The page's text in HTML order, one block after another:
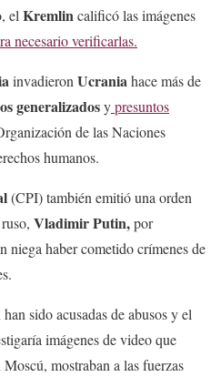
el Kremlincalificó las imágenes
necesario verificarlas.
invadieron Ucraniahace más de
generalizadosypresuntos
de las Naciones
humanos.
(CPI) también emitió una orden
Vladimir Putin,por
niega haber cometido crímenes de
sido acusadas de abusos y el
imágenes de video que
mostraban a las fuerzas